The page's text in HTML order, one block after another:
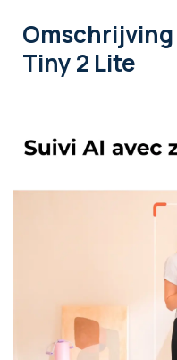
Omschrijving
Tiny 2 Lite